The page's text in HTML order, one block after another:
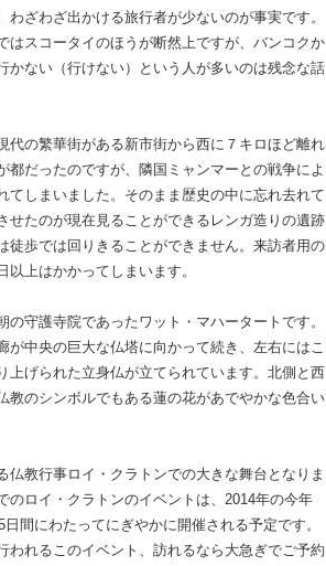
わざわざ出かける旅行者が少ないのが事実です。
はスコータイのほうが断然上ですが、バンコクか
かない（行けない）という人が多いのは残念な話
代の繁華街がある新市街から西に７キロほど離れ
都だったのですが、隣国ミャンマーとの戦争によ
てしまいました。そのまま歴史の中に忘れ去れて
せたのが現在見ることができるレンガ造りの遺跡
徒歩では回りきることができません。来訪者用の
以上はかかってしまいます。
の守護寺院であったワット・マハータートです。
が中央の巨大な仏塔に向かって続き、左右にはこ
上げられた立身仏が立てられています。北側と西
教のシンボルでもある蓮の花があでやかな色合い
仏教行事ロイ・クラトンでの大きな舞台となりま
のロイ・クラトンのイベントは、2014年の今年
間にわたってにぎやかに開催される予定です。
われるこのイベント、訪れるなら大急ぎでご予約